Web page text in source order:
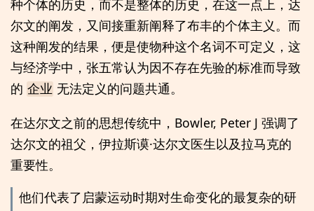
种个体的历史，而不是整体的历史，在这一点上，达
尔文的阐发，又间接重新阐释了布丰的个体主义。而
这种阐发的结果，便是使物种这个名词不可定义，这
与经济学中，张五常认为因不存在先验的标准而导致
的 企业 无法定义的问题共通。
在达尔文之前的思想传统中，Bowler, Peter J 强调了
达尔文的祖父，伊拉斯谟·达尔文医生以及拉马克的
重要性。
他们代表了启蒙运动时期对生命变化的最复杂的研